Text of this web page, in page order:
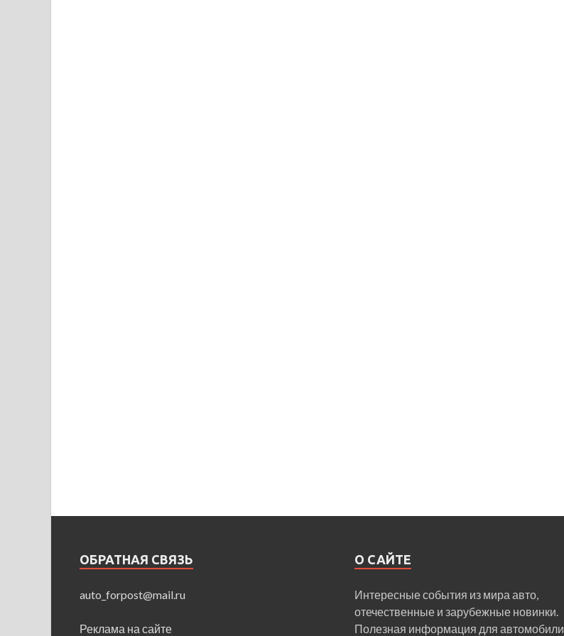
ОБРАТНАЯ СВЯЗЬ
auto_forpost@mail.ru
Реклама на сайте
О САЙТЕ
Интересные события из мира авто,
отечественные и зарубежные новинки.
Полезная информация для